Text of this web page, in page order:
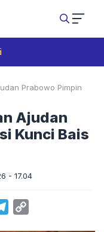
Prabowo Pimpin
Ajudan
Kunci Bais
- 17.04
Telegram